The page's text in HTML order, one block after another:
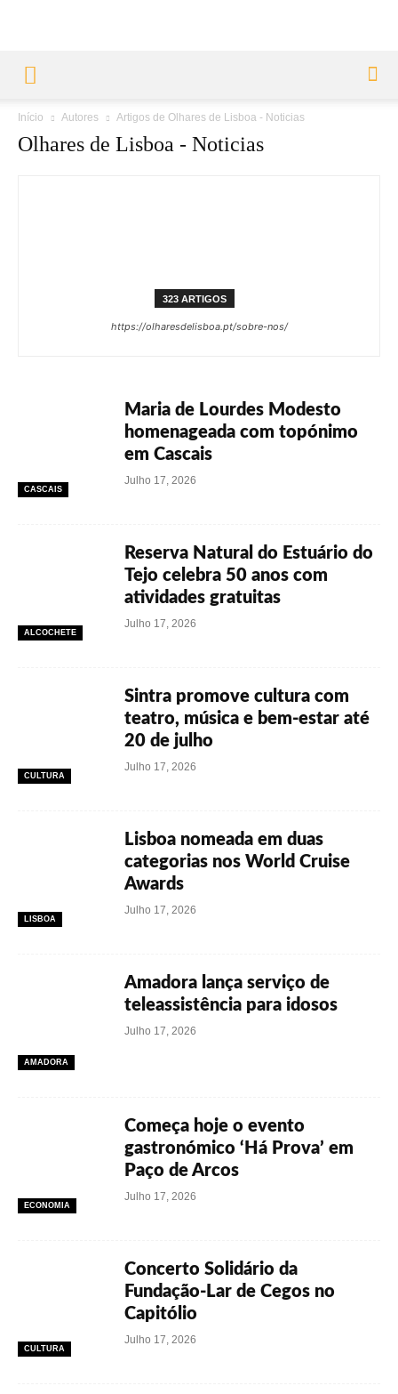
Início Autores Artigos de Olhares de Lisboa - Noticias
Olhares de Lisboa - Noticias
323 ARTIGOS
https://olharesdelisboa.pt/sobre-nos/
CASCAIS
Maria de Lourdes Modesto
homenageada com topónimo
em Cascais
Julho 17, 2026
ALCOCHETE
Reserva Natural do Estuário do
Tejo celebra 50 anos com
atividades gratuitas
Julho 17, 2026
CULTURA
Sintra promove cultura com
teatro, música e bem-estar até
20 de julho
Julho 17, 2026
LISBOA
Lisboa nomeada em duas
categorias nos World Cruise
Awards
Julho 17, 2026
AMADORA
Amadora lança serviço de
teleassistência para idosos
Julho 17, 2026
ECONOMIA
Começa hoje o evento
gastronómico ‘Há Prova’ em
Paço de Arcos
Julho 17, 2026
CULTURA
Concerto Solidário da
Fundação-Lar de Cegos no
Capitólio
Julho 17, 2026